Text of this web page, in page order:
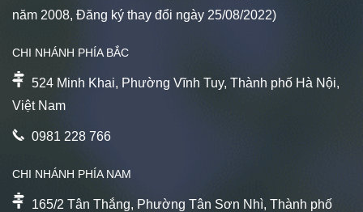
năm 2008, Đăng ký thay đổi ngày 25/08/2022)
CHI NHÁNH PHÍA BẮC
524 Minh Khai, Phường Vĩnh Tuy, Thành phố Hà Nội,
Việt Nam
0981 228 766
CHI NHÁNH PHÍA NAM
165/2 Tân Thắng, Phường Tân Sơn Nhì, Thành phố